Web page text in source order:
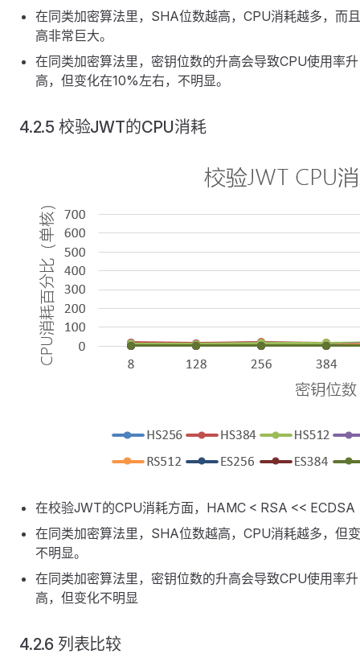
在同类加密算法里，SHA位数越高，CPU消耗越多，而
高非常巨大。
在同类加密算法里，密钥位数的升高会导致CPU使用率升
高，但变化在10%左右，不明显。
4.2.5 校验JWT的CPU消耗
在校验JWT的CPU消耗方面，HAMC < RSA << ECDSA
在同类加密算法里，SHA位数越高，CPU消耗越多，但
不明显。
在同类加密算法里，密钥位数的升高会导致CPU使用率升
高，但变化不明显
4.2.6 列表比较